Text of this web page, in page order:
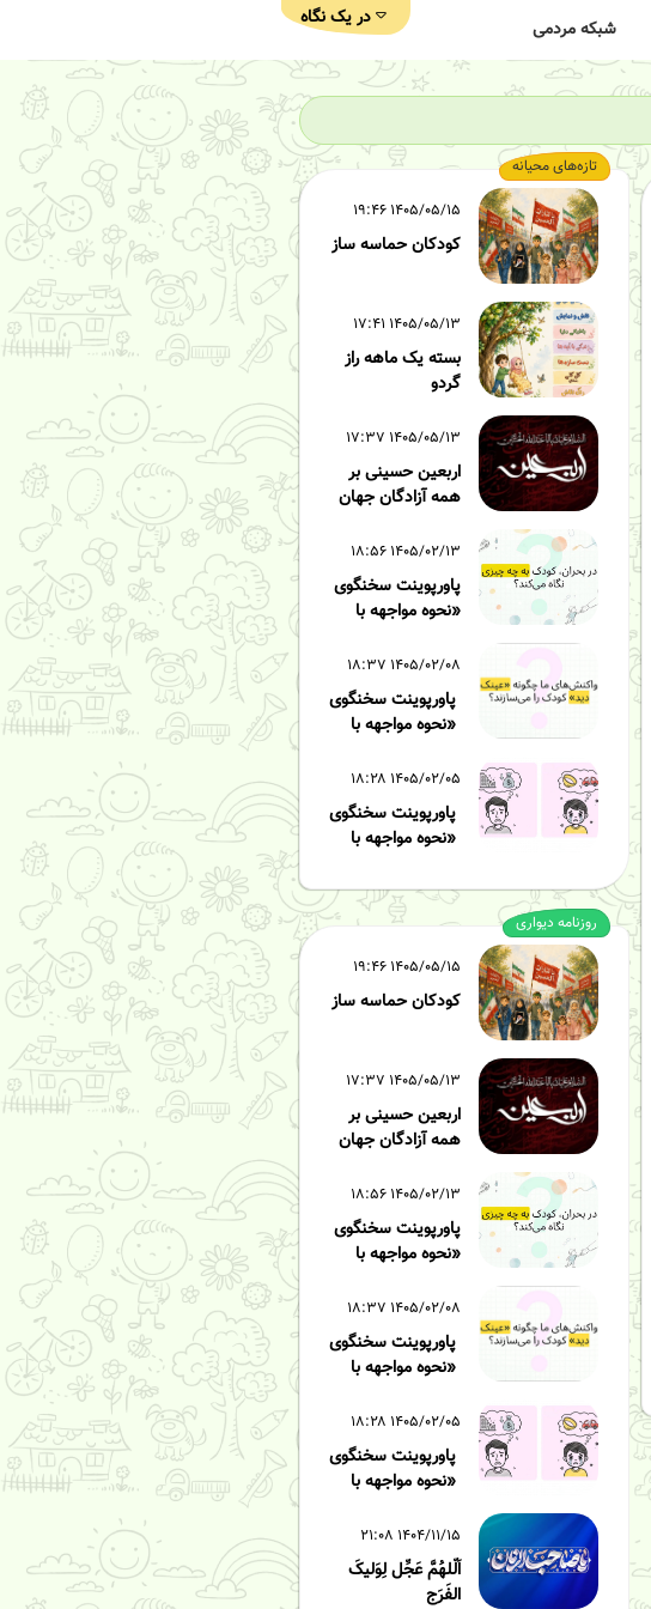
شبکه مردمی در یک نگاه
تازه‌های محیانه
۱۴۰۵/۰۵/۱۵ ۱۹:۴۶
کودکان حماسه ساز
۱۴۰۵/۰۵/۱۳ ۱۷:۴۱
بسته یک ماهه راز
گردو
۱۴۰۵/۰۵/۱۳ ۱۷:۳۷
اربعین حسینی بر
همه آزادگان جهان
تسلیت باد
۱۴۰۵/۰۲/۱۳ ۱۸:۵۶
پاورپوینت سخنگوی
«نحوه مواجهه با
کودک بحران زده» - قسمت سوم
۱۴۰۵/۰۲/۰۸ ۱۸:۳۷
پاورپوینت سخنگوی
«نحوه مواجهه با
۱۴۰۵/۰۲/۰۵ ۱۸:۲۸
پاورپوینت سخنگوی
«نحوه مواجهه با
روزنامه دیواری
۱۴۰۵/۰۵/۱۵ ۱۹:۴۶
کودکان حماسه ساز
۱۴۰۵/۰۵/۱۳ ۱۷:۳۷
اربعین حسینی بر
همه آزادگان جهان
تسلیت باد
۱۴۰۵/۰۲/۱۳ ۱۸:۵۶
پاورپوینت سخنگوی
«نحوه مواجهه با
کودک بحران زده» - قسمت سوم
۱۴۰۵/۰۲/۰۸ ۱۸:۳۷
پاورپوینت سخنگوی
«نحوه مواجهه با
۱۴۰۵/۰۲/۰۵ ۱۸:۲۸
پاورپوینت سخنگوی
«نحوه مواجهه با
کودک بحران زده» - قسمت اول
۱۴۰۴/۱۱/۱۵ ۲۱:۰۸
اَلّلهُمَّ عَجِّل لِوَلیکَ
الفَرَج